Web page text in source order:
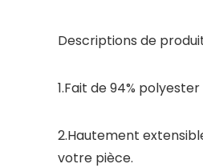
Descriptions de
1.Fait de 94%
2.Hautement
votre pièce.